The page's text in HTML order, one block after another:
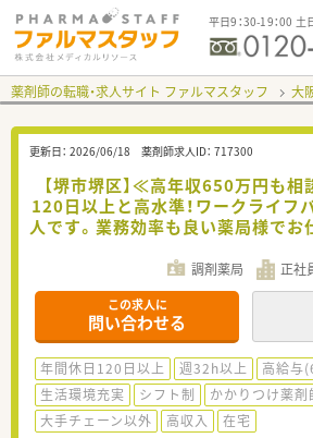
平日9：30-19：00 土
薬剤師の転職・求人サイト ファルマスタッフ 大
更新日： 2026/06/18 薬剤師求人ID： 717300
【堺市堺区】≪高年収650万円も
120日以上と高水準！ワークライフ
人です。業務効率も良い薬局様でお
調剤薬局 正社
この求人に
問い合わせる
年間休日120日以上 週32h以上
高給与
生活環境充実
シフト制
かかりつけ薬剤
大手チェーン以外
高収入 在宅